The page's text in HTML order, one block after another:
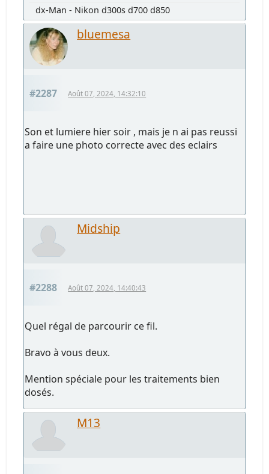
dx-Man - Nikon d300s d700 d850
bluemesa
#2287 Août 07, 2024, 14:32:10
Son et lumiere hier soir , mais je n ai pas reussi
a faire une photo correcte avec des eclairs
Midship
#2288 Août 07, 2024, 14:40:43
Quel régal de parcourir ce fil.
Bravo à vous deux.
Mention spéciale pour les traitements bien
dosés.
M13